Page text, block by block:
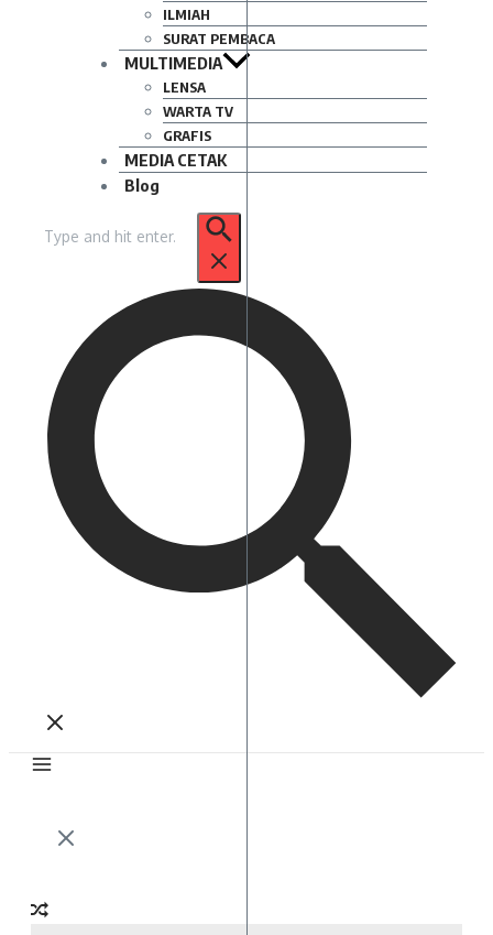
ILMIAH
SURAT PEMBACA
MULTIMEDIA
LENSA
WARTA TV
GRAFIS
MEDIA CETAK
Blog
untuk: